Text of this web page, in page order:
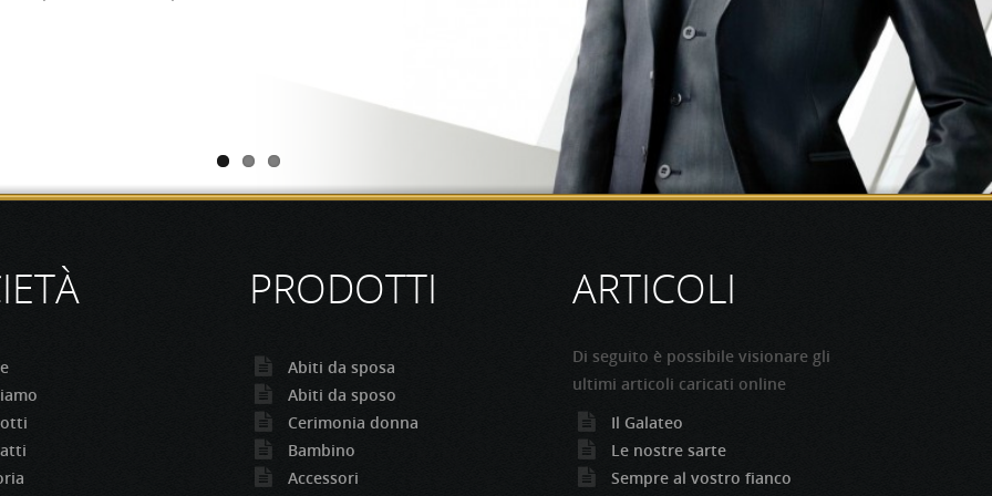
orario
PRODOTTI
Abiti da sposa
Abiti da sposo
Cerimonia donna
Bambino
Accessori
ARTICOLI
Di seguito è possibile visionare gli
ultimi articoli caricati online
Il Galateo
Le nostre sarte
Sempre al vostro fianco